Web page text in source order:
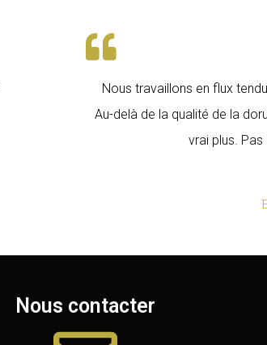
Nous travaillons en flux
Au-delà de la qualité de la
vrai plus.
Nous contacter